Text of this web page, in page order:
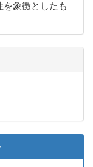
象徴としたも